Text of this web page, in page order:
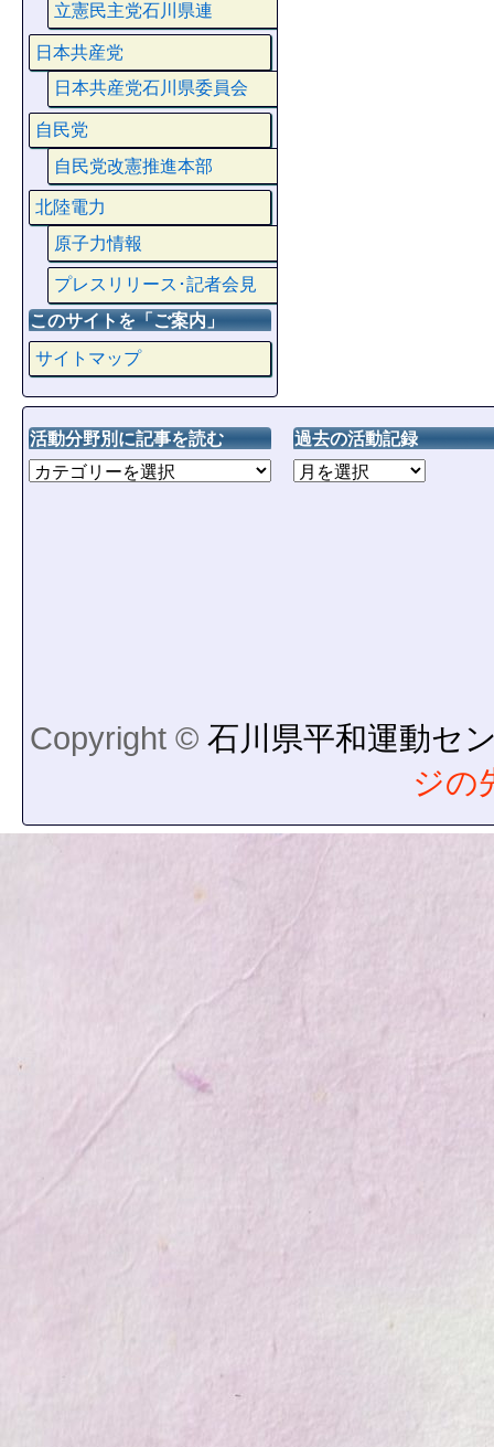
立憲民主党石川県連
日本共産党
日本共産党石川県委員会
自民党
自民党改憲推進本部
北陸電力
原子力情報
プレスリリース･記者会見
このサイトを「ご案内」
サイトマップ
活動分野別に記事を読む 過去の活動記録
Copyright © 石川県平和運動セ
ジの